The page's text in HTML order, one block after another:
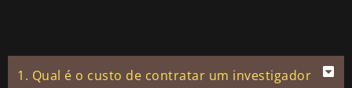
1. Qual é o custo de contratar um investigador